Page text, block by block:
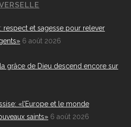
respect et sagesse pour relever
6 août 2026
grâce de Dieu descend encore sur
«l’Europe et le monde
saints» 6 août 2026